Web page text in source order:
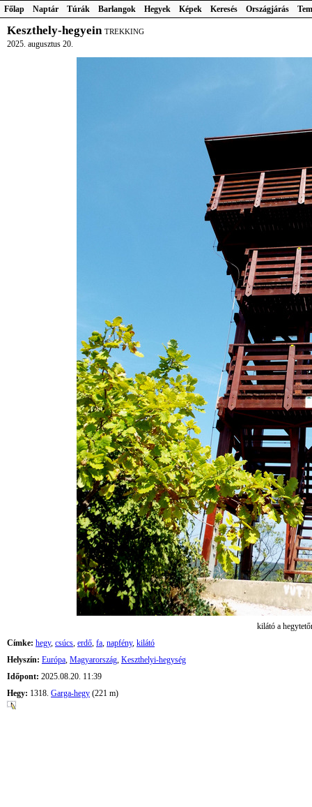
Főlap Naptár Túrák Barlangok Hegyek Képek Keresés Országjárás
Keszthely-hegyein TREKKING
2025. augusztus 20.
kilátó a
Címke: hegy, csúcs, erdő, fa, napfény, kilátó
Helyszín: Európa, Magyarország, Keszthelyi-hegység
Időpont: 2025.08.20. 11:39
Hegy: 1318. Garga-hegy (221 m)